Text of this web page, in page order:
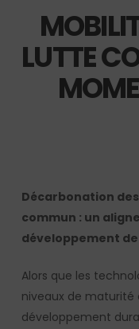
LUTTE
Décarbonation
commun : un
développement
Alors que les
niveaux de maturité
développement